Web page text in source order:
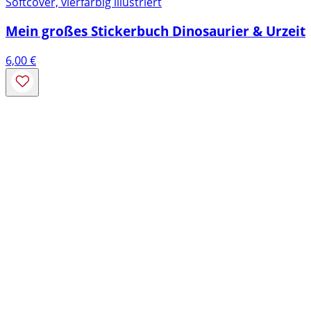
Mein großes Stickerbuch Dinosaurier & Urzeit
6,00€